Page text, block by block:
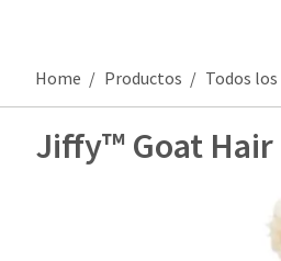
Home Productos Todos
Jiffy™ Goat Hair